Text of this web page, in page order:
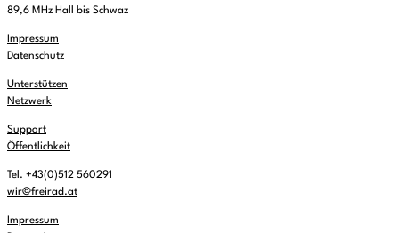
89,6 MHz Hall bis Schwaz
Impressum
Datenschutz
Unterstützen
Netzwerk
Support
Öffentlichkeit
Tel. +43(0)512 560291
wir@freirad.at
Impressum